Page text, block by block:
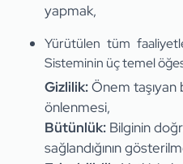
yapmak,
Yürütülen tüm
Sisteminin üç temel
Gizlilik:Önem taşıyan
önlenmesi,
Bütünlük: Bilginin
sağlandığının